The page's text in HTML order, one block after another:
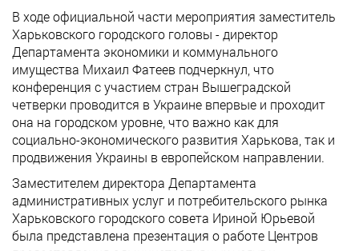
В ходе официальной части мероприятия заместитель
Харьковского городского головы - директор
Департамента экономики и коммунального
имущества Михаил Фатеев подчеркнул, что
конференция с участием стран Вышеградской
четверки проводится в Украине впервые и проходит
она на городском уровне, что важно как для
социально-экономического развития Харькова, так и
продвижения Украины в европейском направлении.
Заместителем директора Департамента
административных услуг и потребительского рынка
Харьковского городского совета Ириной Юрьевой
была представлена презентация о работе Центров